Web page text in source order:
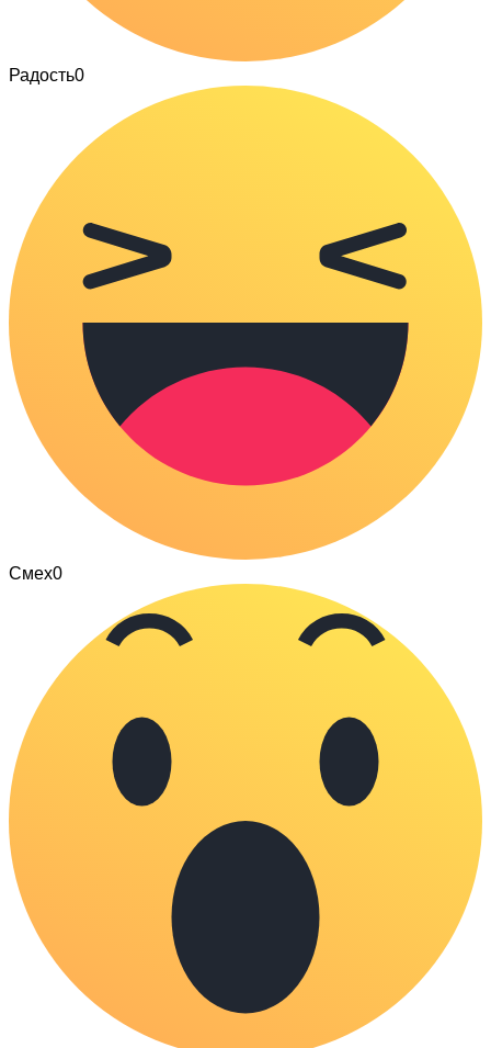
Радость0
Смех0